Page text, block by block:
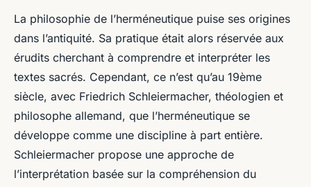
La philosophie de l’herméneutique puise ses origines
dans l’antiquité. Sa pratique était alors réservée aux
érudits cherchant à comprendre et interpréter les
textes sacrés. Cependant, ce n’est qu’au 19ème
siècle, avec Friedrich Schleiermacher, théologien et
philosophe allemand, que l’herméneutique se
développe comme une discipline à part entière.
Schleiermacher propose une approche de
l’interprétation basée sur la compréhension du